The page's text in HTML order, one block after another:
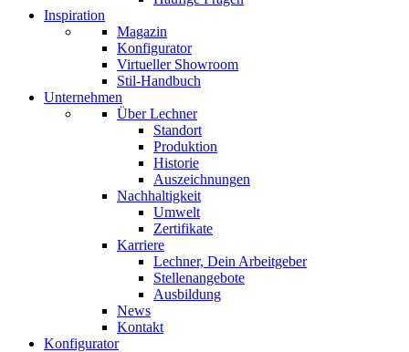
Inspiration
Magazin
Konfigurator
Virtueller Showroom
Stil-Handbuch
Unternehmen
Über Lechner
Standort
Produktion
Historie
Auszeichnungen
Nachhaltigkeit
Umwelt
Zertifikate
Karriere
Lechner, Dein Arbeitgeber
Stellenangebote
Ausbildung
News
Kontakt
Konfigurator